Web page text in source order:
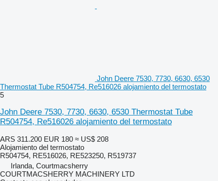
John Deere 7530, 7730, 6630, 6530
Thermostat Tube R504754, Re516026 alojamiento del termostato
5
John Deere 7530, 7730, 6630, 6530 Thermostat Tube
R504754, Re516026 alojamiento del termostato
ARS 311.200 EUR 180 ≈ US$ 208
Alojamiento del termostato
R504754, RE516026, RE523250, R519737
Irlanda, Courtmacsherry
COURTMACSHERRY MACHINERY LTD